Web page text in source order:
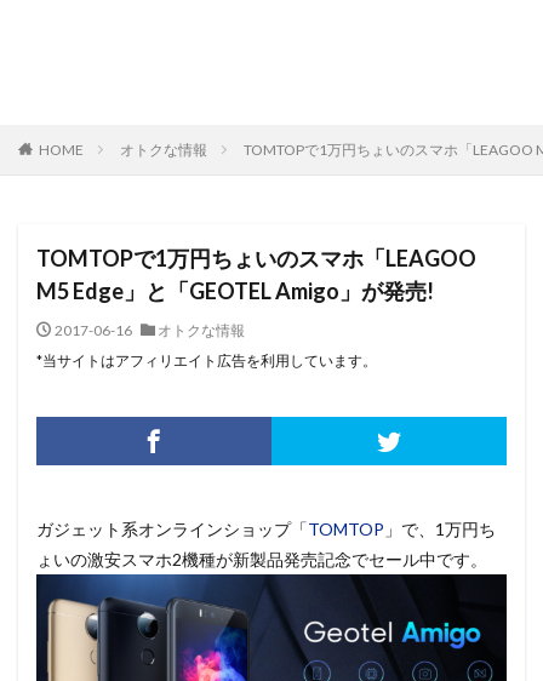
HOME オトクな情報 TOMTOPで1万円ちょいのスマホ「LEAGOO
TOMTOPで1万円ちょいのスマホ「LEAGOO
M5 Edge」と「GEOTEL Amigo」が発売!
2017-06-16
オトクな情報
*当サイトはアフィリエイト広告を利用しています。
ガジェット系オンラインショップ「TOMTOP 」で、1万円ち
ょいの激安スマホ2機種が新製品発売記念でセール中です。